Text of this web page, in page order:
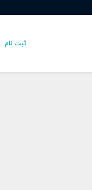
ثبت نام